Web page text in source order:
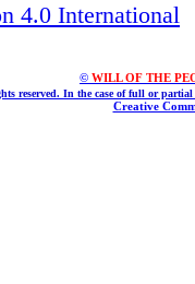
4.0 International
© WILL OF THE
reserved. In the case of full or
Creative